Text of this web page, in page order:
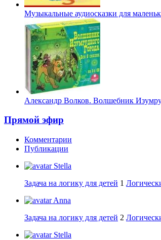
Музыкальные аудиосказки для
Александр Волков. Волшебник
Прямой эфир
Комментарии
Публикации
Stella
Задача на логику для детей 1
Anna
Задача на логику для детей 2
Stella